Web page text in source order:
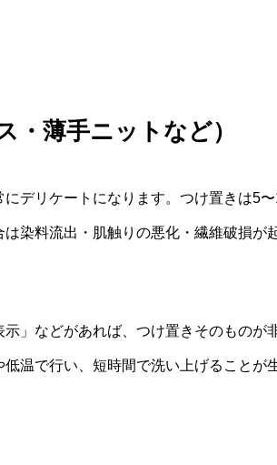
・薄手ニットなど）
デリケートになります。つけ置きは5
染料流出・肌触りの悪化・繊維破損が
」などがあれば、つけ置きそのものが
温で行い、短時間で洗い上げることが